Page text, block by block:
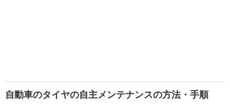
自動車のタイヤの自主メンテナンスの方法・手順